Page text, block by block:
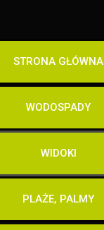
STRONA GŁÓWNA
WODOSPADY
WIDOKI
PLAŻE, PALMY